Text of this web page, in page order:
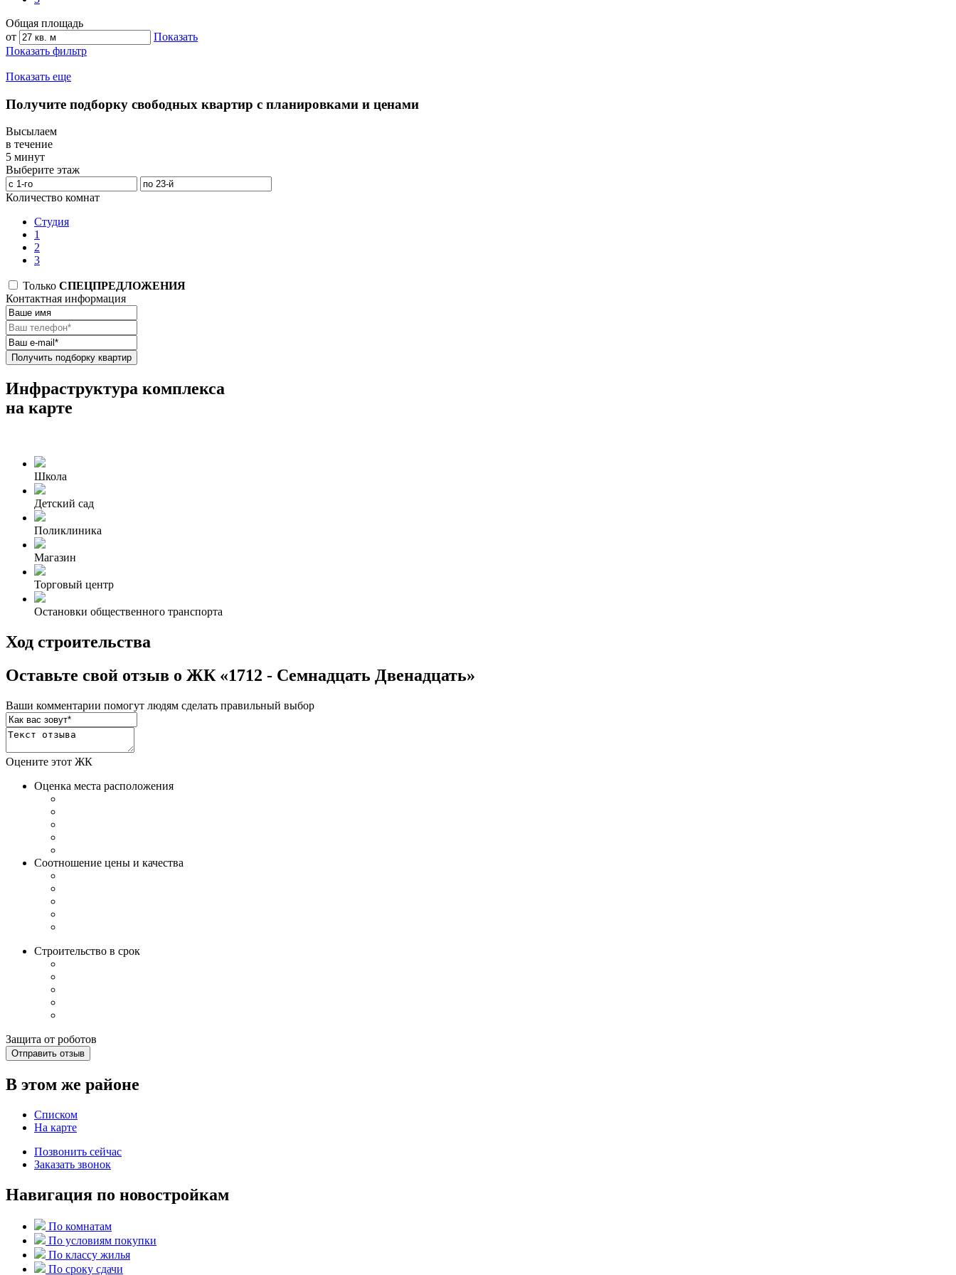
Общая площадь
от
Показать
Показать фильтр
Показать еще
Получите подборку свободных квартир с планировками и ценами
Высылаем
в течение
5 минут
Выберите этаж
Количество комнат
Студия
1
2
3
Только СПЕЦПРЕДЛОЖЕНИЯ
Контактная информация
Получить подборку квартир
Инфраструктура комплекса
на карте
Школа
Детский сад
Поликлиника
Магазин
Торговый центр
Остановки общественного транспорта
Ход строительства
Оставьте свой отзыв о ЖК «1712 - Семнадцать Двенадцать»
Ваши комментарии помогут людям сделать правильный выбор
Оцените этот ЖК
Оценка места расположения
Соотношение цены и качества
Строительство в срок
Защита от роботов
Отправить отзыв
В этом же районе
Списком
На карте
Позвонить сейчас
Заказать звонок
Навигация по новостройкам
По комнатам
По условиям покупки
По классу жилья
По сроку сдачи